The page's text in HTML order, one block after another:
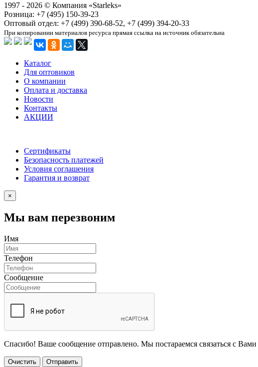
1997 - 2026 © Компания «Starleks»
Розница: +7 (495) 150-39-23
Оптовый отдел: +7 (499) 390-68-52, +7 (499) 394-20-33
При копировании материалов ресурса прямая ссылка на источник обязательна
Каталог
Для оптовиков
О компании
Оплата и доставка
Новости
Контакты
АКЦИИ
Сертификаты
Безопасность платежей
Условия соглашения
Гарантия и возврат
×
Мы вам перезвоним
Имя
Телефон
Сообщение
Спасибо! Ваше сообщение отправлено. Мы постараемся связаться с
Очистить Отправить